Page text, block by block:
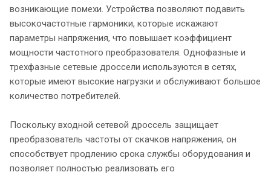
возникающие помехи. Устройства позволяют подавить
высокочастотные гармоники, которые искажают
параметры напряжения, что повышает коэффициент
мощности частотного преобразователя. Однофазные и
трехфазные сетевые дроссели используются в сетях,
которые имеют высокие нагрузки и обслуживают большое
количество потребителей.
Поскольку входной сетевой дроссель защищает
преобразователь частоты от скачков напряжения, он
способствует продлению срока службы оборудования и
позволяет полностью реализовать его